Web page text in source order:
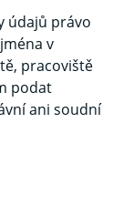
údajů právo
v
pracoviště
podat
ani soudní